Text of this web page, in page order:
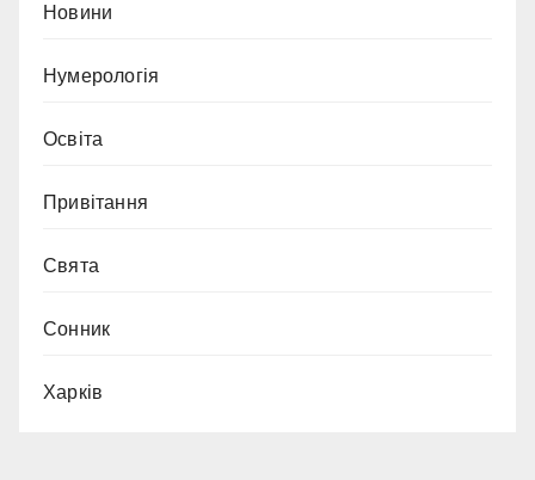
Новини
Нумерологія
Освіта
Привітання
Свята
Сонник
Харків